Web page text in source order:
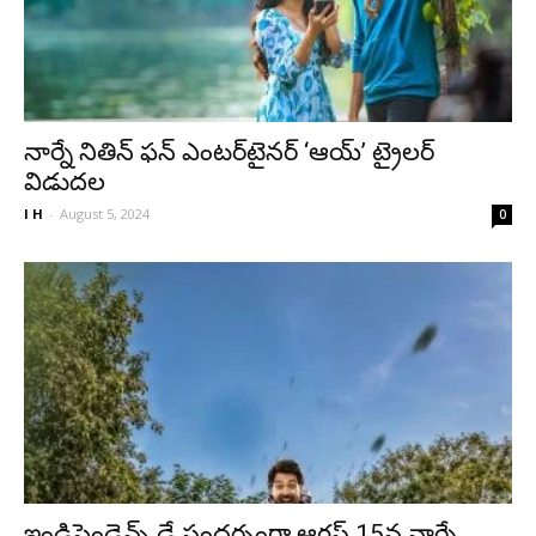
నార్నే నితిన్ ఫన్ ఎంటర్‌టైనర్ ‘ఆయ్’ ట్రైలర్
విడుదల
I H - August 5, 2024 0